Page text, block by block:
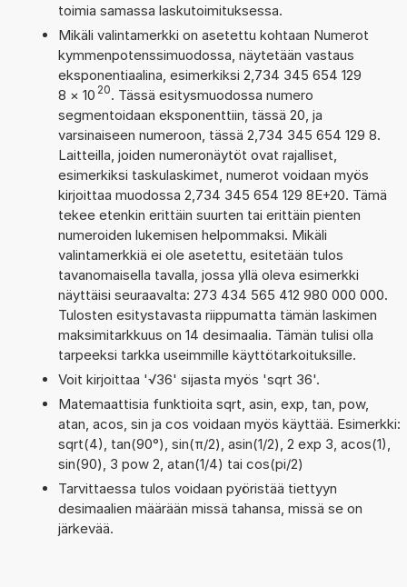
toimia samassa laskutoimituksessa.
Mikäli valintamerkki on asetettu kohtaan Numerot
kymmenpotenssimuodossa, näytetään vastaus
eksponentiaalina, esimerkiksi 2,734 345 654 129
8 × 10 20. Tässä esitysmuodossa numero
segmentoidaan eksponenttiin, tässä 20, ja
varsinaiseen numeroon, tässä 2,734 345 654 129 8.
Laitteilla, joiden numeronäytöt ovat rajalliset,
esimerkiksi taskulaskimet, numerot voidaan myös
kirjoittaa muodossa 2,734 345 654 129 8E+20. Tämä
tekee etenkin erittäin suurten tai erittäin pienten
numeroiden lukemisen helpommaksi. Mikäli
valintamerkkiä ei ole asetettu, esitetään tulos
tavanomaisella tavalla, jossa yllä oleva esimerkki
näyttäisi seuraavalta: 273 434 565 412 980 000 000.
Tulosten esitystavasta riippumatta tämän laskimen
maksimitarkkuus on 14 desimaalia. Tämän tulisi olla
tarpeeksi tarkka useimmille käyttötarkoituksille.
Voit kirjoittaa '√36' sijasta myös 'sqrt 36'.
Matemaattisia funktioita sqrt, asin, exp, tan, pow,
atan, acos, sin ja cos voidaan myös käyttää. Esimerkki:
sqrt(4), tan(90°), sin(π/2), asin(1/2), 2 exp 3, acos(1),
sin(90), 3 pow 2, atan(1/4) tai cos(pi/2)
Tarvittaessa tulos voidaan pyöristää tiettyyn
desimaalien määrään missä tahansa, missä se on
järkevää.